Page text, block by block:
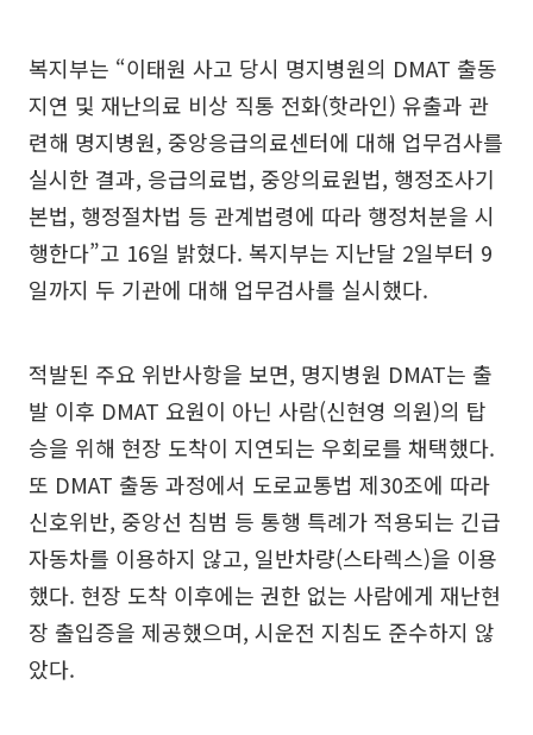
복지부는 “이태원 사고 당시 명지병원의 DMAT 출동
지연 및 재난의료 비상 직통 전화(핫라인) 유출과 관
련해 명지병원, 중앙응급의료센터에 대해 업무검사를
실시한 결과, 응급의료법, 중앙의료원법, 행정조사기
본법, 행정절차법 등 관계법령에 따라 행정처분을 시
행한다”고 16일 밝혔다. 복지부는 지난달 2일부터 9
일까지 두 기관에 대해 업무검사를 실시했다.
적발된 주요 위반사항을 보면, 명지병원 DMAT는 출
발 이후 DMAT 요원이 아닌 사람(신현영 의원)의 탑
승을 위해 현장 도착이 지연되는 우회로를 채택했다.
또 DMAT 출동 과정에서 도로교통법 제30조에 따라
신호위반, 중앙선 침범 등 통행 특례가 적용되는 긴급
자동차를 이용하지 않고, 일반차량(스타렉스)을 이용
했다. 현장 도착 이후에는 권한 없는 사람에게 재난현
장 출입증을 제공했으며, 시운전 지침도 준수하지 않
았다.